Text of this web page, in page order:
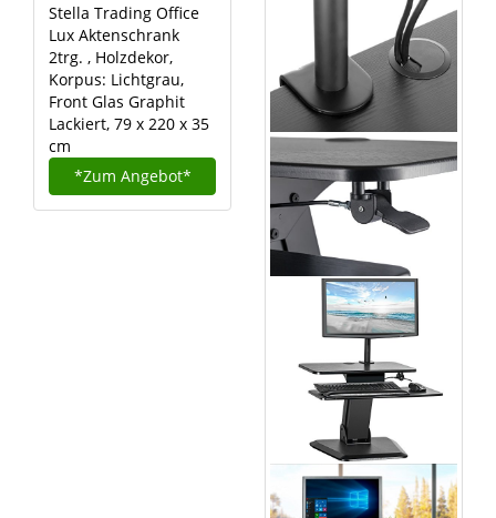
Stella Trading Office
Lux Aktenschrank
2trg. , Holzdekor,
Korpus: Lichtgrau,
Front Glas Graphit
Lackiert, 79 x 220 x 35
cm
*Zum Angebot*